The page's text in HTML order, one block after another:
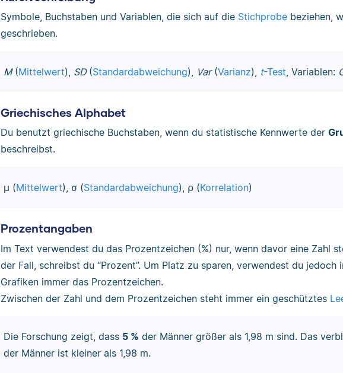
Symbole, Buchstaben und Variablen, die sich auf die Stichprobe beziehen,
geschrieben.
M(Mittelwert), SD(Standardabweichung), Var(Varianz), t-Test , Variablen:
Griechisches Alphabet
Du benutzt griechische Buchstaben, wenn du statistische Kennwerte der
beschreibst.
μ (Mittelwert), σ (Standardabweichung), ⍴ (Korrelation)
Prozentangaben
Im Text verwendest du das Prozentzeichen (%) nur, wenn davor eine Zahl
der Fall, schreibst du “Prozent”. Um Platz zu sparen, verwendest du jedoch
Grafiken immer das Prozentzeichen.
Zwischen der Zahl und dem Prozentzeichen steht immer ein geschütztes
Die Forschung zeigt, dass 5 % der Männer größer als 1,98 m sind. Das
der Männer ist kleiner als 1,98 m.